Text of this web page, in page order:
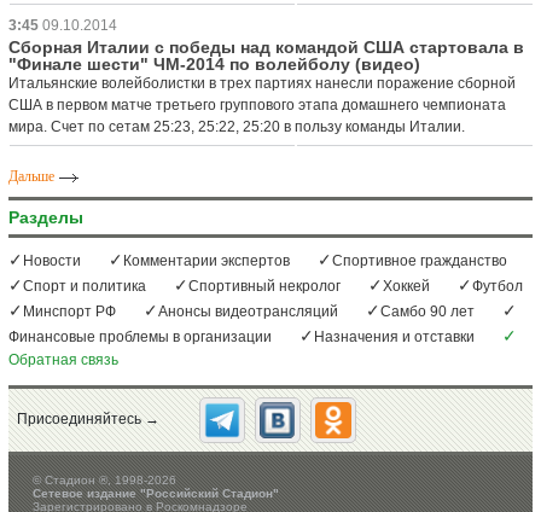
3:45 09.10.2014
Сборная Италии с победы над командой США стартовала в
"Финале шести" ЧМ-2014 по волейболу (видео)
Итальянские волейболистки в трех партиях нанесли поражение сборной
США в первом матче третьего группового этапа домашнего чемпионата
мира. Счет по сетам 25:23, 25:22, 25:20 в пользу команды Италии.
Дальше
Разделы
Новости Комментарии экспертов
Спортивное гражданство
Спорт и политика
Спортивный некролог Хоккей
Футбол
Минспорт РФ
Анонсы видеотрансляций
Самбо 90 лет
Финансовые проблемы в организации
Назначения и отставки
Обратная связь
Присоединяйтесь →
©Стадион ®, 1998-2026
Сетевое издание "Российский Стадион"
Зарегистрировано в Роскомнадзоре